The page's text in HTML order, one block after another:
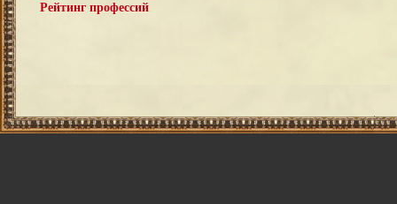
Рейтинг профессий